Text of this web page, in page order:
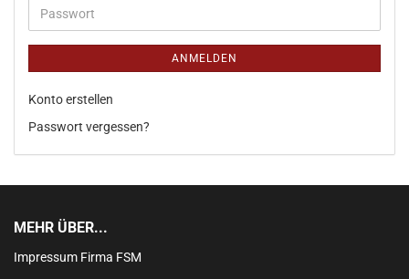
ANMELDEN
Konto erstellen
Passwort vergessen?
MEHR ÜBER...
Impressum Firma FSM